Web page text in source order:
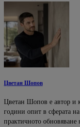
Цветан Шопов
Цветан Шопов е автор и
години опит в сферата
практичното